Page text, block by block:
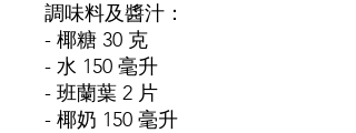
調味料及醬汁：
- 椰糖 30 克
- 水 150 毫升
- 班蘭葉 2 片
- 椰奶 150 毫升